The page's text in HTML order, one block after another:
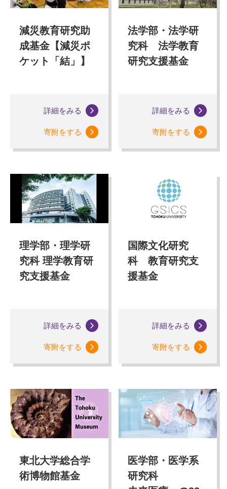
減災教育研究助
成基金【減災ポ
ケット「結」】
詳細をみる
寄附をする
法学部・法学研
究科 法学教育
研究支援基金
詳細をみる
寄附をする
理学部・理学研
究科 理学教育研
究支援基金
詳細をみる
寄附をする
国際文化研究
科 教育研究支
援基金
詳細をみる
寄附をする
東北大学総合学
術博物館基金
医学部・医学系
研究科